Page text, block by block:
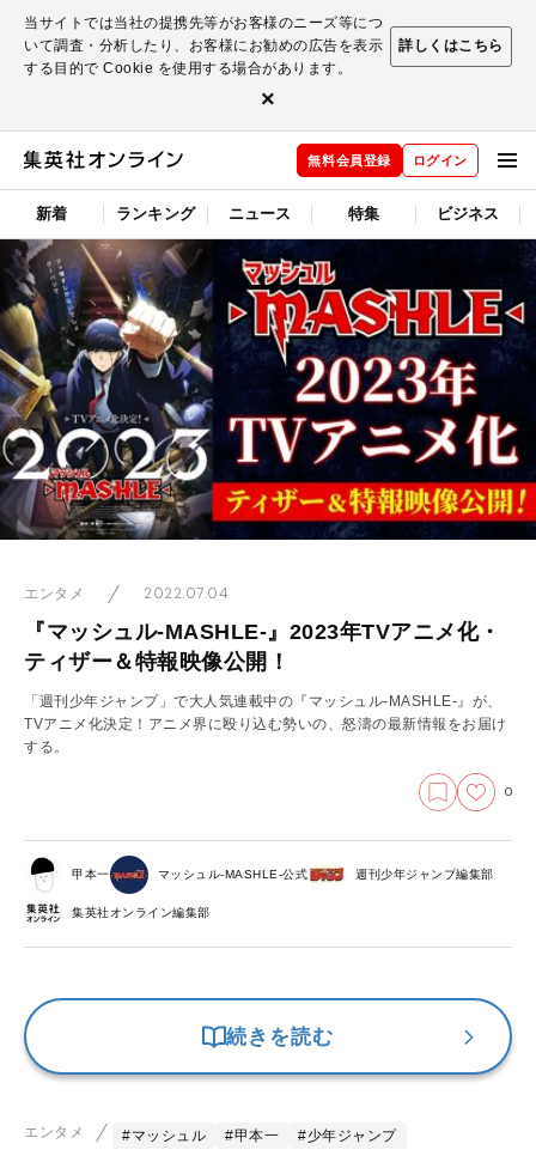
当サイトでは当社の提携先等がお客様のニーズ等につ
いて調査・分析したり、お客様にお勧めの広告を表示
する目的で Cookie を使用する場合があります。
詳しくはこちら
×
無料会員登録 ログイン
新着 ランキング ニュース 特集 ビジネス
エンタメ 2022.07.04
『マッシュル-MASHLE-』2023年TVアニメ化・
ティザー＆特報映像公開！
「週刊少年ジャンプ」で大人気連載中の『マッシュル-MASHLE-』が、
TVアニメ化決定！アニメ界に殴り込む勢いの、怒濤の最新情報をお届け
する。
0
甲本一 マッシュル-MASHLE-公式 週刊少年ジャンプ編集部
集英社オンライン編集部
続きを読む
エンタメ #マッシュル #甲本一 #少年ジャンプ